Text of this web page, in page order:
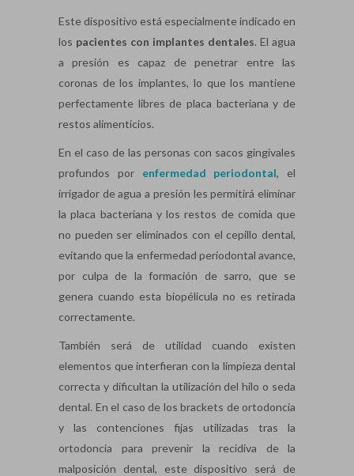
Este dispositivo está especialmente indicado en
los pacientes con implantes dentales. El agua
a presión es capaz de penetrar entre las
coronas de los implantes, lo que los mantiene
perfectamente libres de placa bacteriana y de
restos alimenticios.
En el caso de las personas con sacos gingivales
profundos porenfermedad periodontal, el
irrigador de agua a presión les permitirá eliminar
la placa bacteriana y los restos de comida que
no pueden ser eliminados con el cepillo dental,
evitando que la enfermedad periodontal avance,
por culpa de la formación de sarro, que se
genera cuando esta biopélicula no es retirada
correctamente.
También será de utilidad cuando existen
elementos que interfieran con la limpieza dental
correcta y dificultan la utilización del hilo o seda
dental. En el caso de los brackets de ortodoncia
y las contenciones fijas utilizadas tras la
ortodoncia para prevenir la recidiva de la
malposición dental, este dispositivo será de